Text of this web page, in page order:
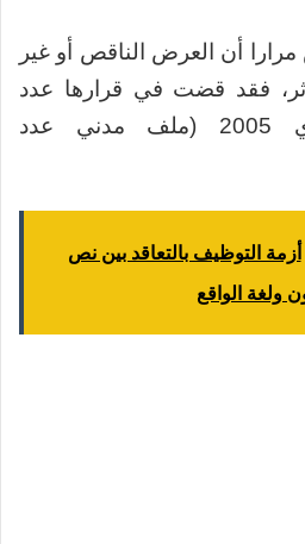
أن العرض الناقص أو غير
فقد قضت في قرارها عدد
451 بتاريخ 11 ماي 2005 (ملف مدني عدد
أزمة التوظيف بالتعاقد بين نص
ولغة الواقع